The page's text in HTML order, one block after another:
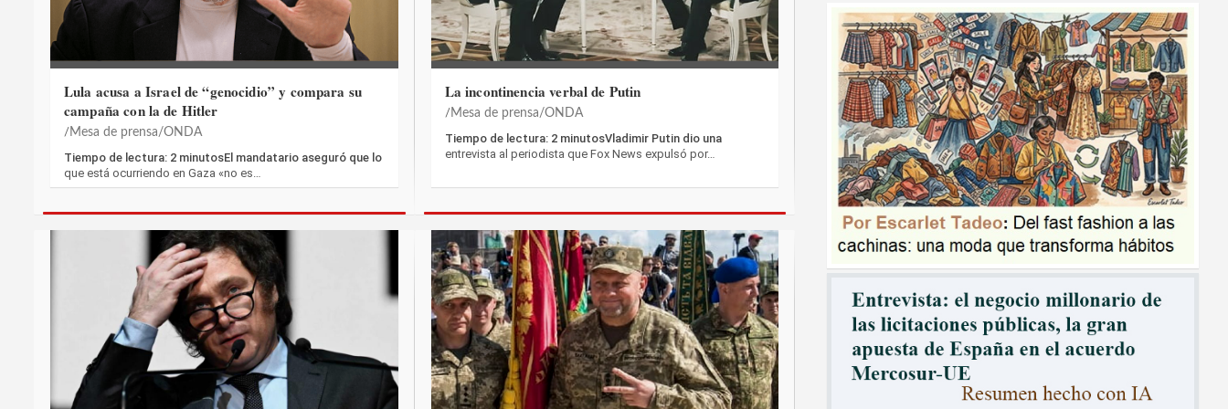
Lula acusa a Israel de “genocidio” y compara su
campaña con la de Hitler
Mesa de prensa/ONDA
Tiempo de lectura: 2 minutosEl mandatario aseguró que lo
que está ocurriendo en Gaza «no es…
La incontinencia verbal de Putin
Mesa de prensa/ONDA
Tiempo de lectura: 2 minutosVladimir Putin dio una
entrevista al periodista que Fox News expulsó por…